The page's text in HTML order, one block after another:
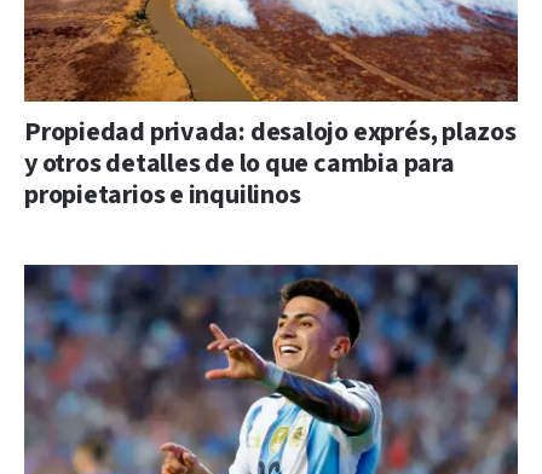
Propiedad privada: desalojo exprés, plazos
y otros detalles de lo que cambia para
propietarios e inquilinos